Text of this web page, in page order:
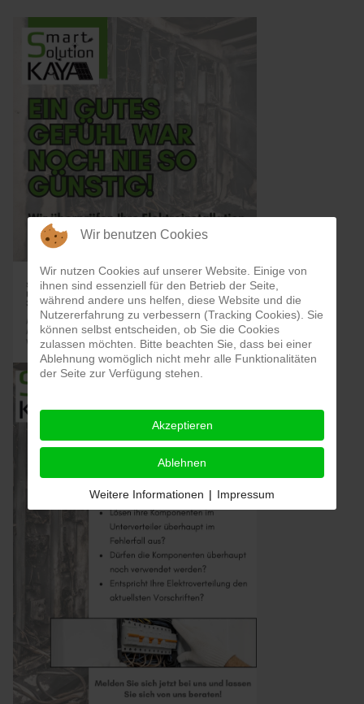
Wir benutzen Cookies
Wir nutzen Cookies auf unserer Website. Einige von
ihnen sind essenziell für den Betrieb der Seite,
während andere uns helfen, diese Website und die
Nutzererfahrung zu verbessern (Tracking Cookies). Sie
können selbst entscheiden, ob Sie die Cookies
zulassen möchten. Bitte beachten Sie, dass bei einer
Ablehnung womöglich nicht mehr alle Funktionalitäten
der Seite zur Verfügung stehen.
Akzeptieren
Ablehnen
Weitere Informationen | Impressum